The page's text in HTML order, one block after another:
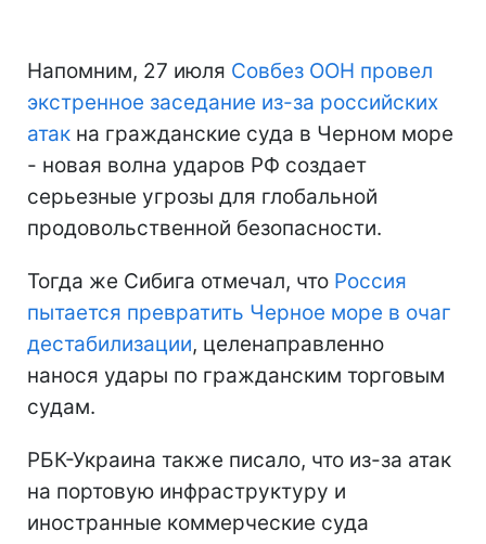
Напомним, 27 июля Совбез ООН провел
экстренное заседание из-за российских
атак на гражданские суда в Черном море
- новая волна ударов РФ создает
серьезные угрозы для глобальной
продовольственной безопасности.
Тогда же Сибига отмечал, что Россия
пытается превратить Черное море в очаг
дестабилизации, целенаправленно
нанося удары по гражданским торговым
судам.
РБК-Украина также писало, что из-за атак
на портовую инфраструктуру и
иностранные коммерческие суда